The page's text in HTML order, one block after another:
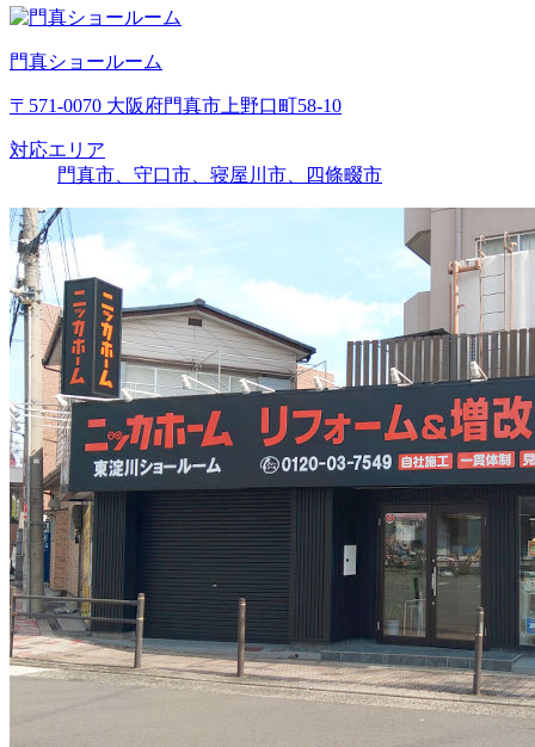
門真ショールーム
〒571-0070 大阪府門真市上野口町58-10
対応エリア
門真市、守口市、寝屋川市、四條畷市